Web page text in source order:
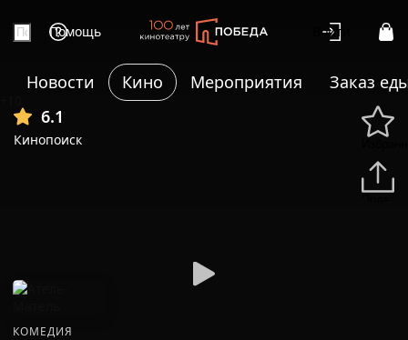
Помощь Войти
Новости Кино Мероприятия
Заказ
6.1
Кинопоиск
КОМЕДИЯ